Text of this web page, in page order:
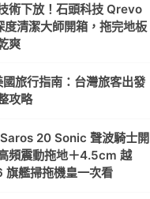
術下放！石頭科技 Qrevo
清潔大師開箱，拖完地板
爽
旅行指南：台灣旅客出發
攻略
20 Sonic 聲波騎士開
頻震動拖地＋4.5cm 越
旗艦掃拖機皇一次看